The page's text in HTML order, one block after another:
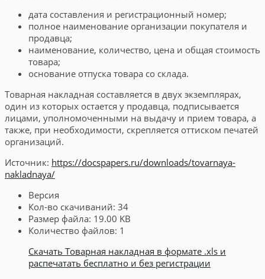
дата составления и регистрационный номер;
полное наименование организации покупателя и
продавца;
наименование, количество, цена и общая стоимость
товара;
основание отпуска товара со склада.
Товарная накладная составляется в двух экземплярах,
один из которых остается у продавца, подписывается
лицами, уполномоченными на выдачу и прием товара, а
также, при необходимости, скрепляется оттиском печатей
организаций.
Источник: https://docspapers.ru/downloads/tovarnaya-
nakladnaya/
Версия
Кол-во скачиваний: 34
Размер файла: 19.00 KB
Количество файлов: 1
Скачать Товарная накладная в формате .xls и
распечатать бесплатно и без регистрации